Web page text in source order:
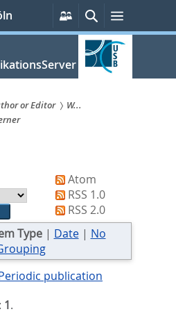
Persönliche
Services
SucheMenü
or Editor
W...
Atom
RSS 1.0
RSS 2.0
Type| Date| No
publication
1.